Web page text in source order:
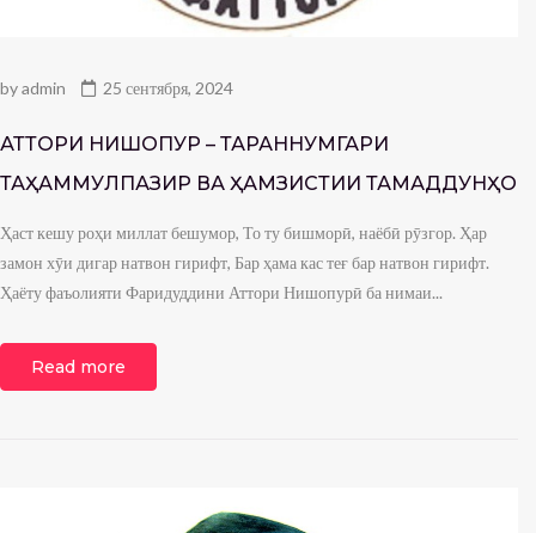
byadmin 25 сентября, 2024
АТТОРИ НИШОПУРӢ – ТАРАННУМГАРИ
ТАҲАММУЛПАЗИРӢ ВА ҲАМЗИСТИИ ТАМАДДУНҲО
Ҳаст кешу роҳи миллат бешумор, То ту бишморӣ, наёбӣ рӯзгор. Ҳар
замон хӯи дигар натвон гирифт, Бар ҳама кас теғ бар натвон гирифт.
Ҳаёту фаъолияти Фаридуддини Аттори Нишопурӣ ба нимаи...
Read more